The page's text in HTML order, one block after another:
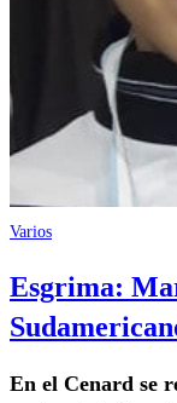
Varios
Esgrima:
En el Cenard se